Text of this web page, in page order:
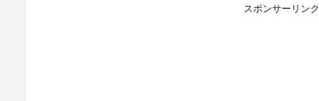
スポンサーリンク